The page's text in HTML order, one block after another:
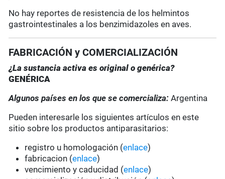
No hay reportes de resistencia de los helmintos
gastrointestinales a los benzimidazoles en aves.
FABRICACIÓN y COMERCIALIZACIÓN
¿La sustancia activa es original o genérica?
GENÉRICA
Algunos países en los que se comercializa:Argentina
Pueden interesarle los siguientes artículos en este
sitio sobre los productos antiparasitarios:
registro u homologación (enlace)
fabricacion (enlace)
vencimiento y caducidad (enlace)